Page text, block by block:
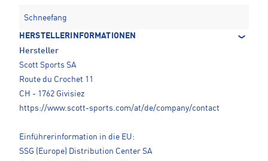
Schneefang
HERSTELLERINFORMATIONEN
Hersteller
Scott Sports SA
Route du Crochet 11
CH - 1762 Givisiez
https://www.scott-sports.com/at/de/company/contact
Einführerinformation in die EU:
SSG (Europe) Distribution Center SA